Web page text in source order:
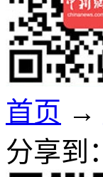
首页 →
分享到：